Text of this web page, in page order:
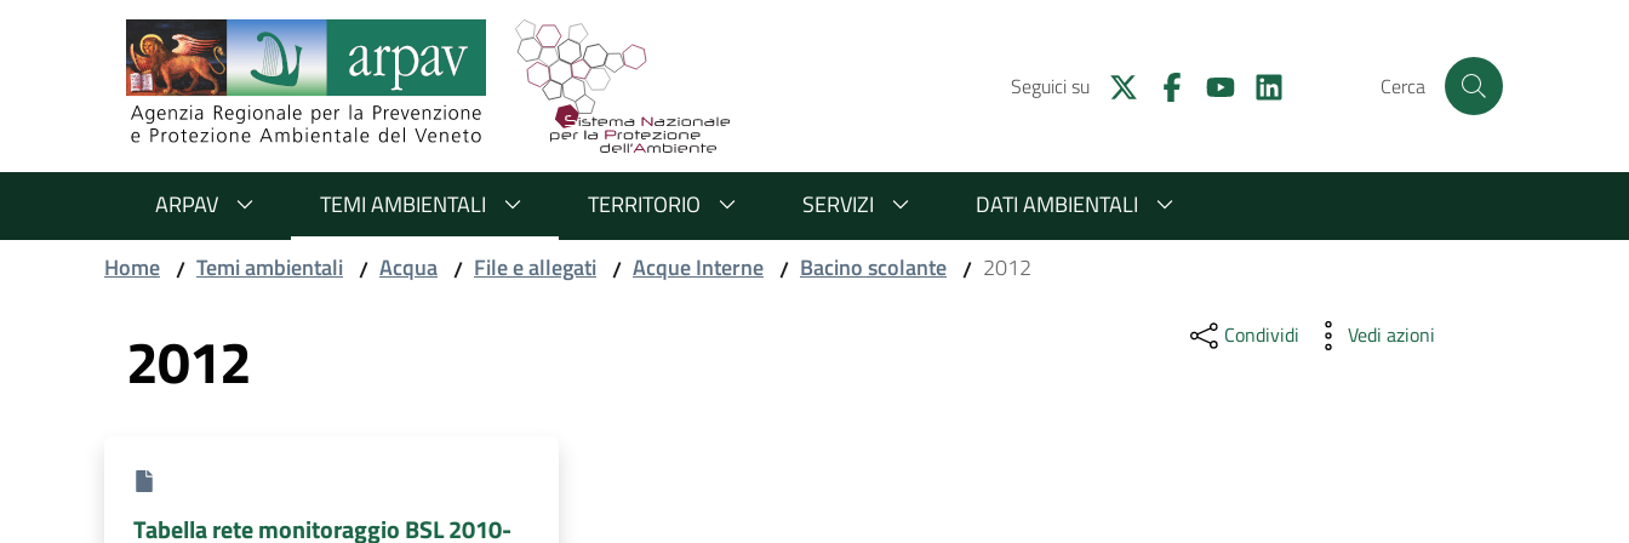
Salta al contenuto
Salta alla navigazione
Salta al footer
Seguici su Cerca
ARPAV TEMI AMBIENTALI TERRITORIO SERVIZI
DATI AMBIENTALI
Home / Temi ambientali / Acqua / File e allegati / Acque Interne / Bacino scolante / 2012
2012 Condividi Vedi azioni
Tabella rete monitoraggio BSL 2010-